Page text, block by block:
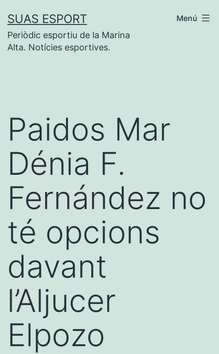
contingut
SUAS ESPORT
Periòdic esportiu de la Marina
Alta. Notícies esportives.
Menú
Paidos Mar
Dénia F.
Fernández no
té opcions
davant
l’Aljucer
Elpozo